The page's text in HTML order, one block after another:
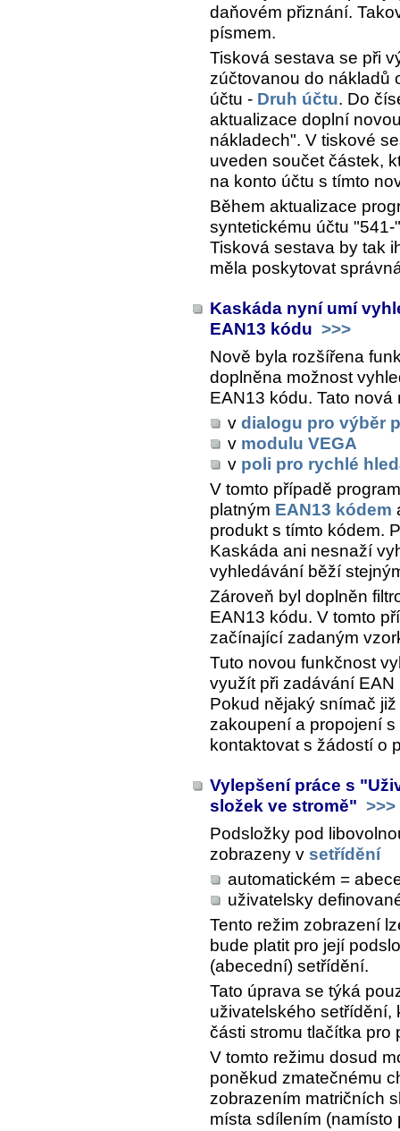
daňovém přiznání.
písmem.
Tisková sestava se při
zúčtovanou do nákladů
účtu - Druh účtu. Do
aktualizace doplní
nákladech". V tiskové
uveden součet částek,
na konto účtu s tímto
Během aktualizace
syntetickému účtu
Tisková sestava by tak
měla poskytovat
Kaskáda nyní umí
EAN13 kódu >>>
Nově byla rozšířena
doplněna možnost
EAN13 kódu. Tato
v dialogu pro výběr
v modulu VEGA
v poli pro rychlé
V tomto případě
platným EAN13 kódem
produkt s tímto kódem.
Kaskáda ani nesnaží
vyhledávání běží
Zároveň byl doplněn
EAN13 kódu. V tomto
začínající zadaným
Tuto novou funkčnost
využít při zadávání
Pokud nějaký snímač
zakoupení a propojení
kontaktovat s žádostí o
Vylepšení práce s
složek ve stromě" >>>
Podsložky pod
zobrazeny v setřídění
automatickém =
uživatelsky
Tento režim zobrazení
bude platit pro její
(abecední) setřídění.
Tato úprava se týká
uživatelského setřídění,
části stromu tlačítka pro
V tomto režimu dosud
poněkud zmatečnému
zobrazením matričních
místa sdílením (namísto